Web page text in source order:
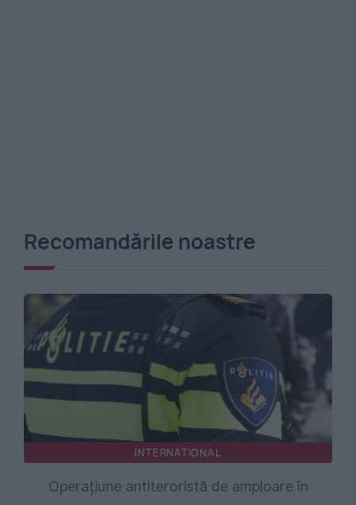
Recomandările noastre
INTERNATIONAL
Operațiune antiteroristă de amploare în